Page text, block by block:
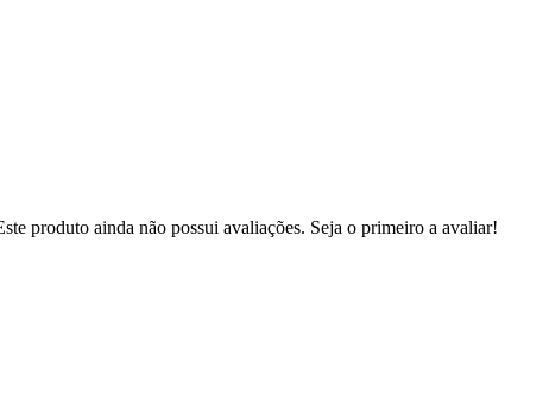
produto ainda não possui avaliações. Seja o primeiro a avaliar!